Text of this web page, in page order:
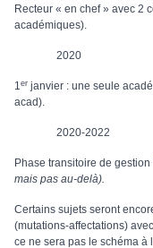
Recteur « en chef » avec 2
académiques).
2020
1er janvier : une seule
acad).
2020-2022
Phase transitoire de
mais pas au-delà).
Certains sujets seront
(mutations-affectations)
ce ne sera pas le schéma à